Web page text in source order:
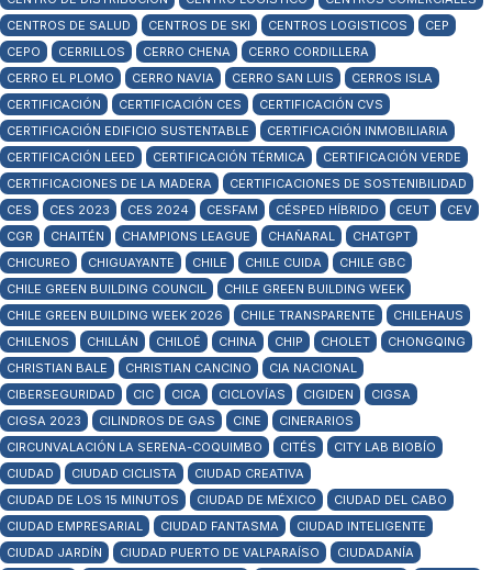
CENTROS DE SALUD
CENTROS DE SKI CENTROS LOGISTICOS
CEP
CEPO
CERRILLOS CERRO CHENA
CERRO CORDILLERA
CERRO EL PLOMO
CERRO NAVIA CERRO SAN LUIS
CERROS ISLA
CERTIFICACIÓN
CERTIFICACIÓN CES
CERTIFICACIÓN CVS
CERTIFICACIÓN EDIFICIO SUSTENTABLE
CERTIFICACIÓN INMOBILIARIA
CERTIFICACIÓN LEED
CERTIFICACIÓN TÉRMICA
CERTIFICACIÓN VERDE
CERTIFICACIONES DE LA MADERA
CERTIFICACIONES DE SOSTENIBILIDAD
CES
CES 2023 CES 2024 CESFAM CÉSPED HÍBRIDO CEUT
CEV
CGR
CHAITÉN CHAMPIONS LEAGUE CHAÑARAL
CHATGPT
CHICUREO
CHIGUAYANTE CHILE CHILE CUIDA
CHILE GBC
CHILE GREEN BUILDING COUNCIL
CHILE GREEN BUILDING WEEK
CHILE GREEN BUILDING WEEK 2026
CHILE TRANSPARENTE
CHILEHAUS
CHILENOS
CHILLÁN CHILOÉ CHINA CHIP CHOLET
CHONGQING
CHRISTIAN BALE
CHRISTIAN CANCINO
CIA NACIONAL
CIBERSEGURIDAD
CIC CICA CICLOVÍAS CIGIDEN
CIGSA
CIGSA 2023
CILINDROS DE GAS CINE
CINERARIOS
CIRCUNVALACIÓN LA SERENA-COQUIMBO
CITÉS
CITY LAB BIOBÍO
CIUDAD
CIUDAD CICLISTA
CIUDAD CREATIVA
CIUDAD DE LOS 15 MINUTOS
CIUDAD DE MÉXICO
CIUDAD DEL CABO
CIUDAD EMPRESARIAL
CIUDAD FANTASMA
CIUDAD INTELIGENTE
CIUDAD JARDÍN
CIUDAD PUERTO DE VALPARAÍSO
CIUDADANÍA